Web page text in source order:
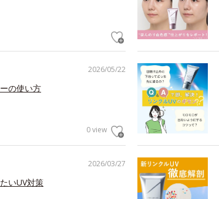
2026/05/22
の使い方
0 view
2026/03/27
いUV対策